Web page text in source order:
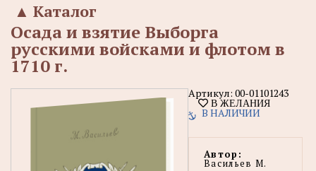
Каталог
▲
Осада и взятие Выборга
русскими войсками и флотом в
1710 г.
Артикул: 00-01101243
В ЖЕЛАНИЯ
В НАЛИЧИИ
Автор:
Васильев М.